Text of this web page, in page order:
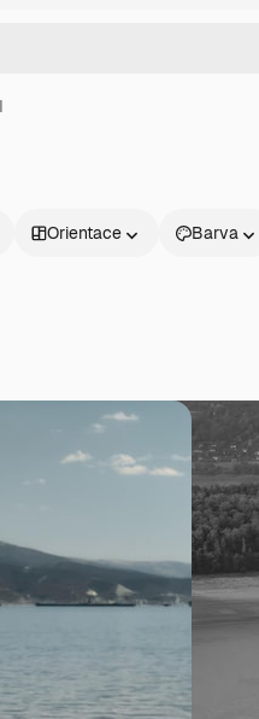
Orientace Barva
Spaces
AI asistent
AI generátor videa
AI hlasový